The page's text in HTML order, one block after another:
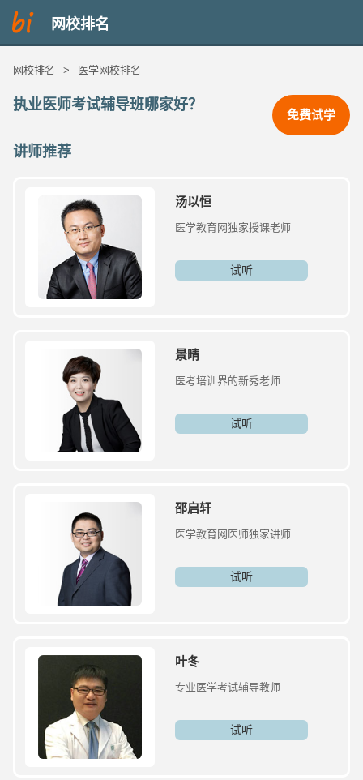
网校排名
网校排名 > 医学网校排名
执业医师考试辅导班哪家好？
免费试学
讲师推荐
汤以恒
医学教育网独家授课老师
试听
景晴
医考培训界的新秀老师
试听
邵启轩
医学教育网医师独家讲师
试听
叶冬
专业医学考试辅导教师
试听